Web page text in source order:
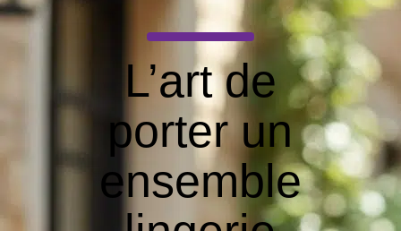
L’art de
porter un
ensemble